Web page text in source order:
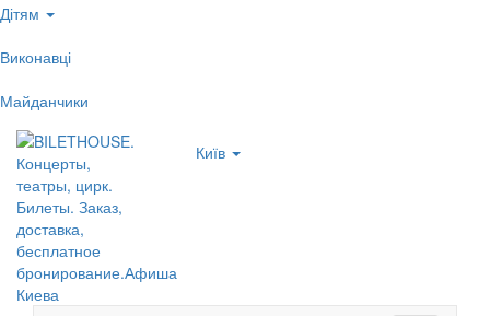
Дітям
Виконавці
Майданчики
Київ